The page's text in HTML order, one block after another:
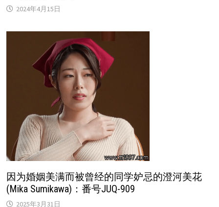
2024年4月15日
因为婚姻美满而被曾经的同学妒忌的澄河美花
(Mika Sumikawa)：番号JUQ-909
2025年3月31日